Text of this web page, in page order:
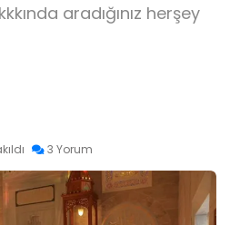
aradığınız herşey
3 Yorum